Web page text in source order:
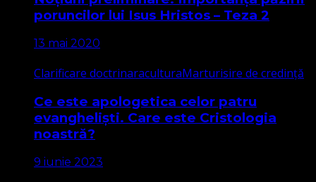
poruncilor lui Isus Hristos – Teza 2
13 mai 2020
Clarificare doctrinaraculturaMarturisire de credință
Ce este apologetica celor patru
evangheliști. Care este Cristologia
noastră?
9 iunie 2023